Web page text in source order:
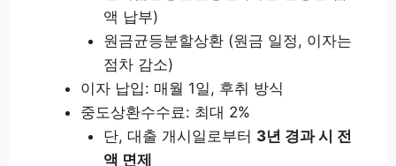
액 납부)
원금균등분할상환 (원금 일정, 이자는
점차 감소)
이자 납입: 매월 1일, 후취 방식
중도상환수수료: 최대 2%
단, 대출 개시일로부터 3년 경과 시 전
액 면제